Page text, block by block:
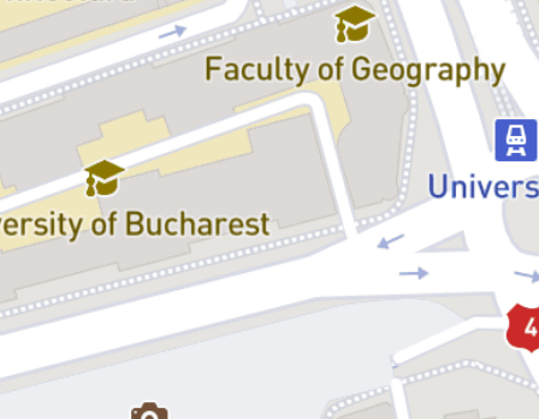
Vladimir:Mihai Călin
Voce inspector:Marius Bodochi
Voce terapeută:
Alexandra Badea